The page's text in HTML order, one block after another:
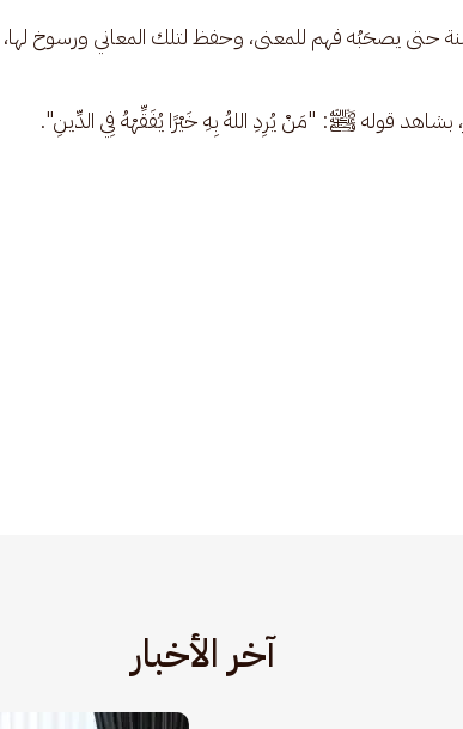
حتى يصحَبُه فهم للمعنى، وحفظ لتلك المعاني ورسوخ لها،
بشاهد قوله ﷺ: "مَنْ يُرِدِ اللهُ بِهِ خَيْرًا يُفَقِّهْهُ فِي الدِّينِ".
آخر الأخبار